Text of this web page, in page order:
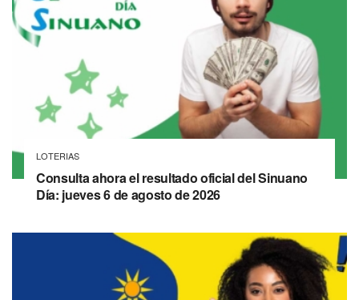
LOTERIAS
Consulta ahora el resultado oficial del Sinuano
Día: jueves 6 de agosto de 2026